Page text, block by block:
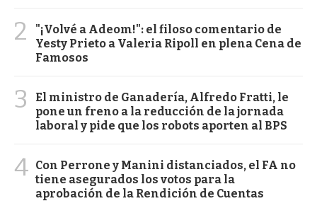
2
"¡Volvé a Adeom!": el filoso comentario de
Yesty Prieto a Valeria Ripoll en plena Cena de
Famosos
3
El ministro de Ganadería, Alfredo Fratti, le
pone un freno a la reducción de la jornada
laboral y pide que los robots aporten al BPS
4 Con Perrone y Manini distanciados, el FA no
tiene asegurados los votos para la
aprobación de la Rendición de Cuentas